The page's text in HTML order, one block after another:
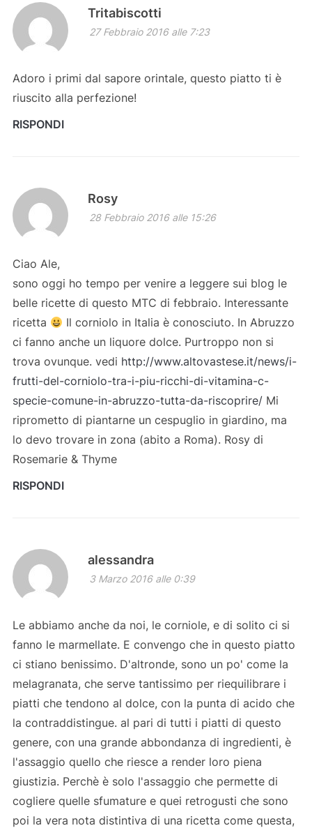
Tritabiscotti
27 Febbraio 2016 alle 7:23
Adoro i primi dal sapore orintale, questo piatto ti è
riuscito alla perfezione!
RISPONDI
Rosy
28 Febbraio 2016 alle 15:26
Ciao Ale,
sono oggi ho tempo per venire a leggere sui blog le
belle ricette di questo MTC di febbraio. Interessante
ricetta
Il corniolo in Italia è conosciuto. In Abruzzo
ci fanno anche un liquore dolce. Purtroppo non si
trova ovunque. vedi http://www.altovastese.it/news/i-
frutti-del-corniolo-tra-i-piu-ricchi-di-vitamina-c-
specie-comune-in-abruzzo-tutta-da-riscoprire/Mi
riprometto di piantarne un cespuglio in giardino, ma
lo devo trovare in zona (abito a Roma). Rosy di
Rosemarie & Thyme
RISPONDI
alessandra
3 Marzo 2016 alle 0:39
Le abbiamo anche da noi, le corniole, e di solito ci si
fanno le marmellate. E convengo che in questo piatto
ci stiano benissimo. D'altronde, sono un po' come la
melagranata, che serve tantissimo per riequilibrare i
piatti che tendono al dolce, con la punta di acido che
la contraddistingue. al pari di tutti i piatti di questo
genere, con una grande abbondanza di ingredienti, è
l'assaggio quello che riesce a render loro piena
giustizia. Perchè è solo l'assaggio che permette di
cogliere quelle sfumature e quei retrogusti che sono
poi la vera nota distintiva di una ricetta come questa,